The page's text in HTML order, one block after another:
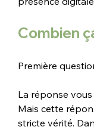
Combien
Première
La réponse
Mais cette
stricte vérité.